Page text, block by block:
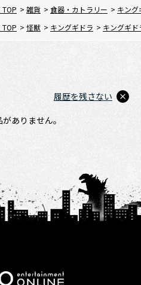
TOP > 雑貨 > 食器・カトラリー > キン
TOP > 怪獣 > キングギドラ > キングギ
ありません。
履歴を残さない